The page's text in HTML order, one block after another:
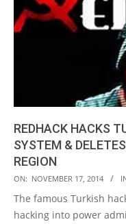
REDHACK HACKS
SYSTEM &
REGION
2014-
11-
17
ON: NOVEMBER 17, 2014
The famous Turkish
hacking into power